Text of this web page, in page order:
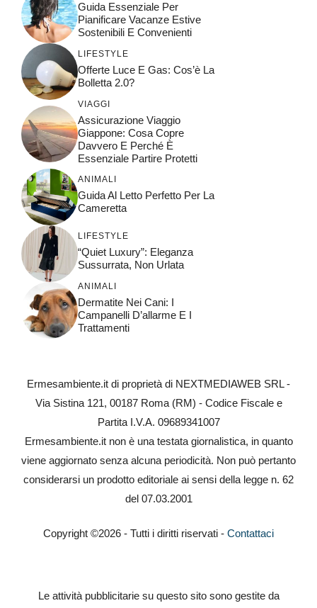
Guida Essenziale Per
Pianificare Vacanze Estive
Sostenibili E Convenienti
LIFESTYLE
Offerte Luce E Gas: Cos’è La
Bolletta 2.0?
VIAGGI
Assicurazione Viaggio
Giappone: Cosa Copre
Davvero E Perché È
Essenziale Partire Protetti
ANIMALI
Guida Al Letto Perfetto Per La
Cameretta
LIFESTYLE
“Quiet Luxury”: Eleganza
Sussurrata, Non Urlata
ANIMALI
Dermatite Nei Cani: I
Campanelli D’allarme E I
Trattamenti
Ermesambiente.it di proprietà di NEXTMEDIAWEB SRL -
Via Sistina 121, 00187 Roma (RM) - Codice Fiscale e
Partita I.V.A. 09689341007
Ermesambiente.it non è una testata giornalistica, in quanto
viene aggiornato senza alcuna periodicità. Non può pertanto
considerarsi un prodotto editoriale ai sensi della legge n. 62
del 07.03.2001
Copyright ©2026 - Tutti i diritti riservati - Contattaci
Le attività pubblicitarie su questo sito sono gestite da